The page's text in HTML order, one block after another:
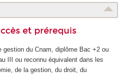
et prérequis
du Cnam, diplôme Bac +2 ou
III ou reconnu équivalent dans les
de la gestion, du droit, du